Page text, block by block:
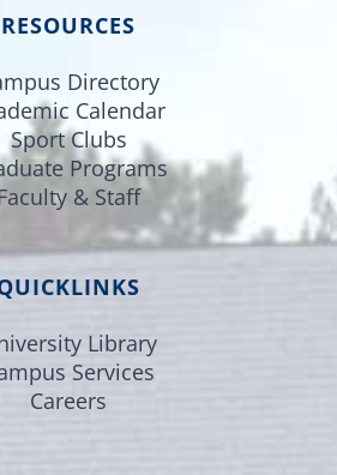
RESOURCES
Directory
Calendar
Sport Clubs
Programs
& Staff
Library
Services
Careers